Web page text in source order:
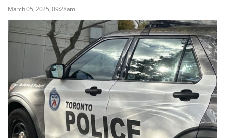
×
March 05, 2025, 09:28am